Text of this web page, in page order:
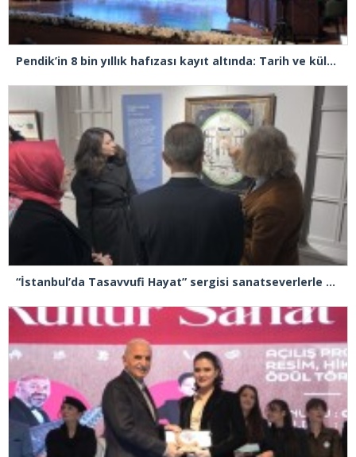
Pendik’in 8 bin yıllık hafızası kayıt altında: Tarih ve kültür sempozyumda buluştu
“İstanbul’da Tasavvufi Hayat” sergisi sanatseverlerle buluştu